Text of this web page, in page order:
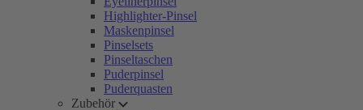
Highlighter-Pinsel
Maskenpinsel
Pinselsets
Pinseltaschen
Puderpinsel
Puderquasten
Zubehör